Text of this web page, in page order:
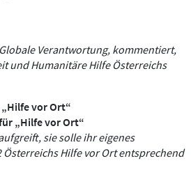
Verantwortung, kommentiert,
und Humanitäre Hilfe Österreichs
vor Ort“
„Hilfe vor Ort“
sie solle ihr eigenes
Hilfe vor Ort entsprechend